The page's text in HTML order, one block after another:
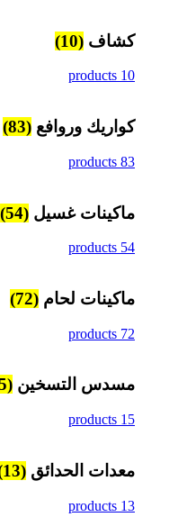
كشاف (10)
10 products
كواريك وروافع (83)
83 products
ماكينات غسيل (54)
54 products
ماكينات لحام (72)
72 products
مسدس التسخين (15)
15 products
معدات الحدائق (13)
13 products